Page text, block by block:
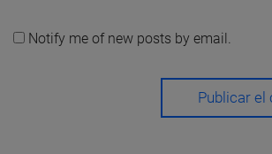
Notify me of new posts by email.